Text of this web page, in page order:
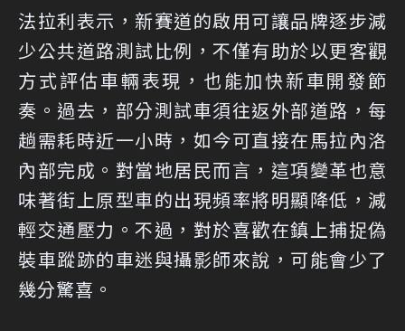
法拉利表示，新賽道的啟用可讓品牌逐步減
少公共道路測試比例，不僅有助於以更客觀
方式評估車輛表現，也能加快新車開發節
奏。過去，部分測試車須往返外部道路，每
趟需耗時近一小時，如今可直接在馬拉內洛
內部完成。對當地居民而言，這項變革也意
味著街上原型車的出現頻率將明顯降低，減
輕交通壓力。不過，對於喜歡在鎮上捕捉偽
裝車蹤跡的車迷與攝影師來說，可能會少了
幾分驚喜。